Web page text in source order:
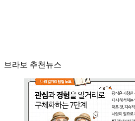
브라보 추천뉴스